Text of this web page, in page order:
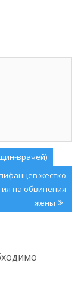
врачей)
жестко
на обвинения
жены